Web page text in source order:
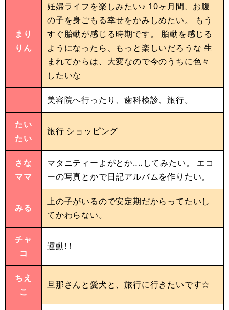
まり
りん
妊婦ライフを楽しみたい♪ 10ヶ月間、お腹
の子を身ごもる幸せをかみしめたい。 もう
すぐ胎動が感じる時期です。 胎動を感じる
ようになったら、もっと楽しいだろうな 生
まれてからは、大変なので今のうちに色々
したいな
美容院へ行ったり、歯科検診、旅行。
たい
たい
旅行 ショッピング
さな
ママ
マタニティーよがとか‥‥してみたい。 エコ
ーの写真とかで日記アルバムを作りたい。
みる
上の子がいるので安定期だからってたいし
てかわらない。
チャ
コ
運動!！
ちえ
こ
旦那さんと愛犬と、旅行に行きたいです☆